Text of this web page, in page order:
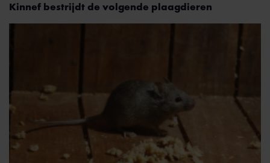
Kinnef bestrijdt de volgende plaagdieren